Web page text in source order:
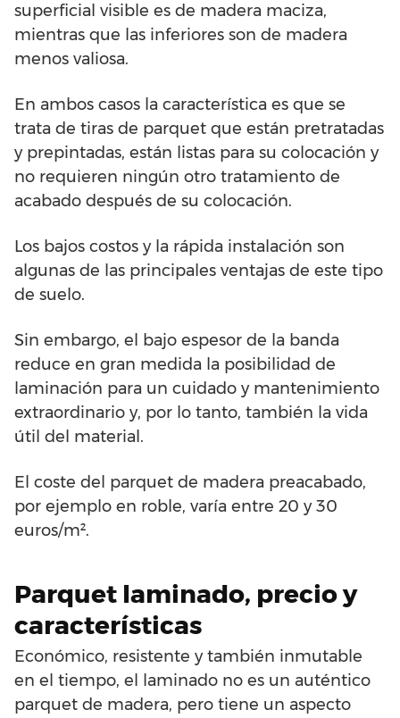
superficial visible es de madera maciza,
mientras que las inferiores son de madera
menos valiosa.
En ambos casos la característica es que se
trata de tiras de parquet que están pretratadas
y prepintadas, están listas para su colocación y
no requieren ningún otro tratamiento de
acabado después de su colocación.
Los bajos costos y la rápida instalación son
algunas de las principales ventajas de este tipo
de suelo.
Sin embargo, el bajo espesor de la banda
reduce en gran medida la posibilidad de
laminación para un cuidado y mantenimiento
extraordinario y, por lo tanto, también la vida
útil del material.
El coste del parquet de madera preacabado,
por ejemplo en roble, varía entre 20 y 30
euros/m².
Parquet laminado, precio y
características
Económico, resistente y también inmutable
en el tiempo, el laminado no es un auténtico
parquet de madera, pero tiene un aspecto